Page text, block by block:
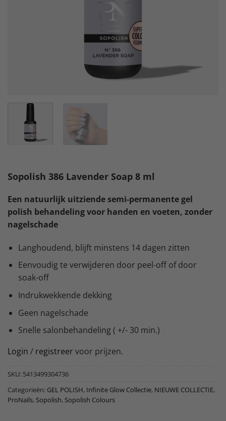
Sopolish 386 Lavender Soap 8 ml
Een natuurlijk uitziende semi-permanente gel
polish behandeling voor handen en voeten, zonder
nagelschade
Langhoudend, blijft minstens 14 dagen zitten
Eenvoudig te verwijderen door peel-off of door
soak-off
Indrukwekkende dekking
Geen nagelschade
Snelle salonbehandeling ( +/- 30 min.)
Login / registreer voor prijzen.
SKU: 5413499304736
Categorieën: GEL POLISH, Infinite Glow Collectie, NIEUWE COLLECTIE,
ProNails, Sopolish, Sopolish Colours